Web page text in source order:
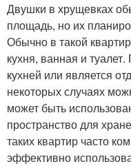
Двушки в хрущевках
площадь, но их
Обычно в такой
кухня, ванная и
кухней или является
некоторых случаях
может быть
пространство для
таких квартир часто
эффективно